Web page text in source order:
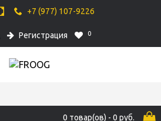
+7 (977) 107-9226
Регистрация 0
0 товар(ов) - 0 руб.